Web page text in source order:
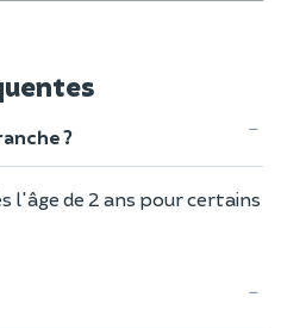
?
l'âge de 2 ans pour certains